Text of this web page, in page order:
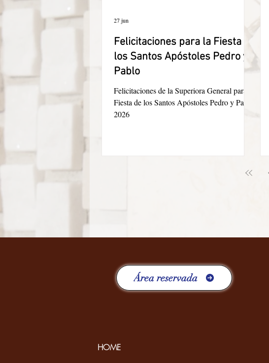
Felicitaciones para la Fiesta de
los Santos Apóstoles Pedro y
Pablo
Felicitaciones de la Superiora General para la
Fiesta de los Santos Apóstoles Pedro y Pablo
2026
27 jun
Área reservada
HOME